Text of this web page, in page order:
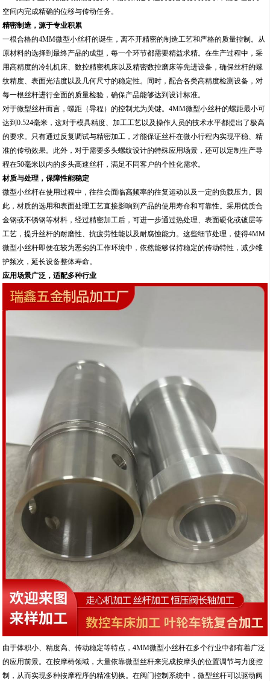
空间内完成精确的位移与传动任务。
精密制造，源于专业积累
一根合格的4MM微型小丝杆的诞生，离不开精密的制造工艺和严格的质量控制。从
原材料的选择到最终产品的成型，每一个环节都需要精益求精。在生产过程中，采
用高精度的冷轧机床、数控精密机床以及精密数控磨床等先进设备，确保丝杆的螺
纹精度、表面光洁度以及几何尺寸的稳定性。同时，配合各类高精度检测设备，对
每一根丝杆进行全面的质量检验，确保产品能够达到设计标准。
对于微型丝杆而言，螺距（导程）的控制尤为关键。4MM微型小丝杆的螺距最小可
达到0.524毫米，这对于模具精度、加工工艺以及操作人员的技术水平都提出了极高
的要求。只有通过反复调试与精密加工，才能保证丝杆在微小行程内实现平稳、精
准的传动效果。此外，对于需要多头螺纹设计的特殊应用场景，还可以定制生产导
程在50毫米以内的多头高速丝杆，满足不同客户的个性化需求。
材质与处理，保障性能稳定
微型小丝杆在使用过程中，往往会面临高频率的往复运动以及一定的负载压力。因
此，材质的选用和表面处理工艺直接影响到产品的使用寿命和可靠性。采用优质合
金钢或不锈钢等材料，经过精密加工后，可进一步通过热处理、表面硬化或镀层等
工艺，提升丝杆的耐磨性、抗疲劳性能以及耐腐蚀能力。这些细节处理，使得4MM
微型小丝杆即便在较为恶劣的工作环境中，依然能够保持稳定的传动特性，减少维
护频次，延长设备整体寿命。
应用场景广泛，适配多种行业
由于体积小、精度高、传动稳定等特点，4MM微型小丝杆在多个行业中都有着广泛
的应用前景。在按摩椅领域，大量依靠微型丝杆来完成按摩头的位置调节与力度控
制，从而实现多种按摩程序的精准切换。在阀门控制系统中，微型丝杆可以驱动阀